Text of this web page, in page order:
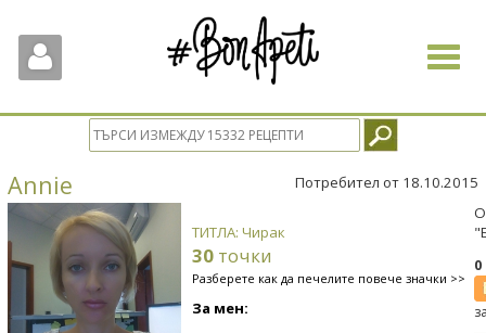
Toggle
Annie Потребител от 18.10.2015
ТИТЛА: Чирак
30 точки
Разберете как да печелите повече значки >>
За мен: